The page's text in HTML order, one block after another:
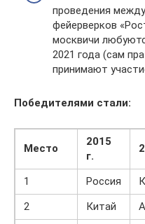
проведения
фейерверков
москвичи
2021 года (сам
принимают
Победителями стали:
Место
2015
г.
1 Россия
2
Китай